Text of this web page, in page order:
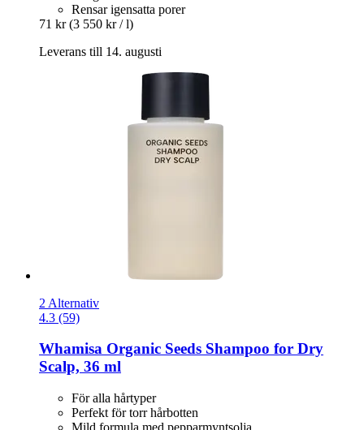
Rensar igensatta porer
71 kr (3 550 kr / l)
Leverans till 14. augusti
2 Alternativ
4.3 (59)
Whamisa Organic Seeds Shampoo for Dry
Scalp, 36 ml
För alla hårtyper
Perfekt för torr hårbotten